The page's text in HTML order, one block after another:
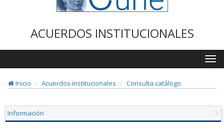
ACUERDOS INSTITUCIONALES
Inicio
Acuerdos institucionales Consulta catálogo
Información